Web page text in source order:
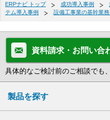
ERPナビ トップ 成功導入事例
テム導入事例
設備工事業の基幹業
資料請求・お問い合
具体的なご検討前のご相談でも
製品を探す